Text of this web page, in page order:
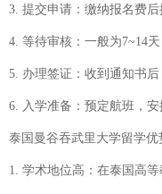
3. 提交申请：缴纳报名费后
4. 等待审核：一般为7~14
5. 办理签证：收到通知书后
6. 入学准备：预定航班，安
泰国曼谷吞武里大学留学优
1. 学术地位高：在泰国高